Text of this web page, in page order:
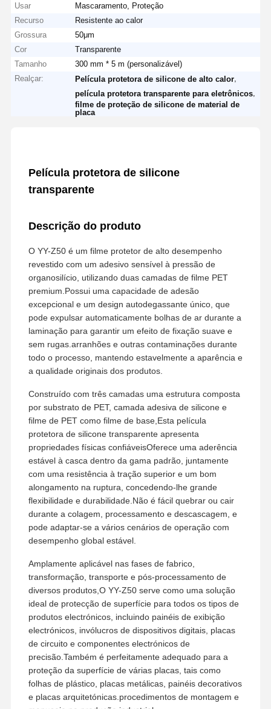
Casa Produtos Show De RV
Quem
Somos
Usar
Mascaramento, Proteção
Recurso
Resistente ao calor
Grossura
50μm
Cor
Transparente
Tamanho
300 mm * 5 m (personalizável)
Realçar:
Película protetora de silicone de alto calor
película protetora transparente para eletrônicos
filme de proteção de silicone de material de
placa
Película protetora de silicone
transparente
Descrição do produto
O YY-Z50 é um filme protetor de alto desempenho
revestido com um adesivo sensível à pressão de
organosilício, utilizando duas camadas de filme PET
premium.Possui uma capacidade de adesão
excepcional e um design autodegassante único, que
pode expulsar automaticamente bolhas de ar durante a
laminação para garantir um efeito de fixação suave e
sem rugas.arranhões e outras contaminações durante
todo o processo, mantendo estavelmente a aparência e
a qualidade originais dos produtos.
Construído com três camadas uma estrutura composta
por substrato de PET, camada adesiva de silicone e
filme de PET como filme de base,Esta película
protetora de silicone transparente apresenta
propriedades físicas confiáveisOferece uma aderência
estável à casca dentro da gama padrão, juntamente
com uma resistência à tração superior e um bom
alongamento na ruptura, concedendo-lhe grande
flexibilidade e durabilidade.Não é fácil quebrar ou cair
durante a colagem, processamento e descascagem, e
pode adaptar-se a vários cenários de operação com
desempenho global estável.
Amplamente aplicável nas fases de fabrico,
transformação, transporte e pós-processamento de
diversos produtos,O YY-Z50 serve como uma solução
ideal de protecção de superfície para todos os tipos de
produtos electrónicos, incluindo painéis de exibição
electrónicos, invólucros de dispositivos digitais, placas
de circuito e componentes electrónicos de
precisão.Também é perfeitamente adequado para a
proteção da superfície de várias placas, tais como
folhas de plástico, placas metálicas, painéis decorativos
e placas arquitetónicas.procedimentos de montagem e